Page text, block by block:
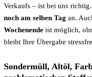
Verkaufs – ist bei uns
noch am selben Tag an.
Wochenende ist möglich,
bleibt Ihre Übergabe
Sondermüll, Altöl,